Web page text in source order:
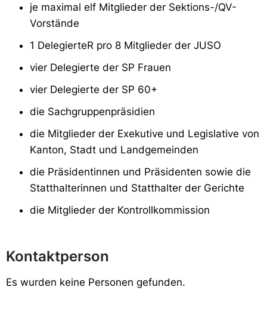
je maximal elf Mitglieder der Sektions-/QV-
Vorstände
1 DelegierteR pro 8 Mitglieder der JUSO
vier Delegierte der SP Frauen
vier Delegierte der SP 60+
die Sachgruppenpräsidien
die Mitglieder der Exekutive und Legislative von
Kanton, Stadt und Landgemeinden
die Präsidentinnen und Präsidenten sowie die
Statthalterinnen und Statthalter der Gerichte
die Mitglieder der Kontrollkommission
Kontaktperson
Es wurden keine Personen gefunden.